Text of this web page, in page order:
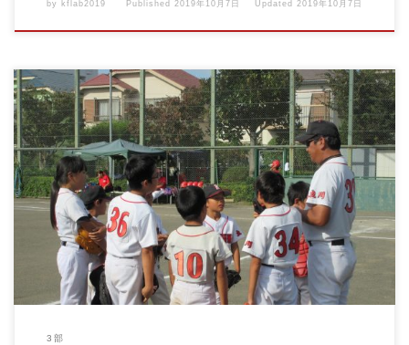
by kflab2019 Published2019年10月7日 Updated2019年10月7日
10/05 3部 秋季三多摩大会 vs西砂べアーズ 『気持ちで負け […]
3部